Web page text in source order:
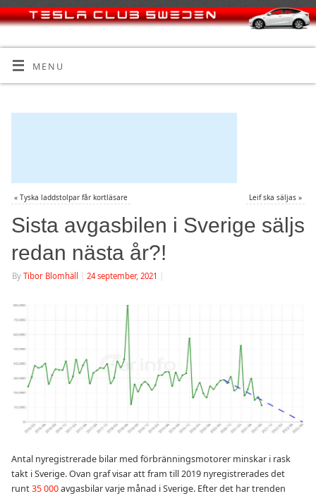
MENU
« Tyska laddstolpar får kortläsare Leif ska säljas »
Sista avgasbilen i Sverige säljs
redan nästa år?!
By Tibor Blomhäll 24 september, 2021
Antal nyregistrerade bilar med förbränningsmotorer minskar i rask
takt i Sverige. Ovan graf visar att fram till 2019 nyregistrerades det
runt35 000avgasbilar varje månad i Sverige. Efter det har trenden